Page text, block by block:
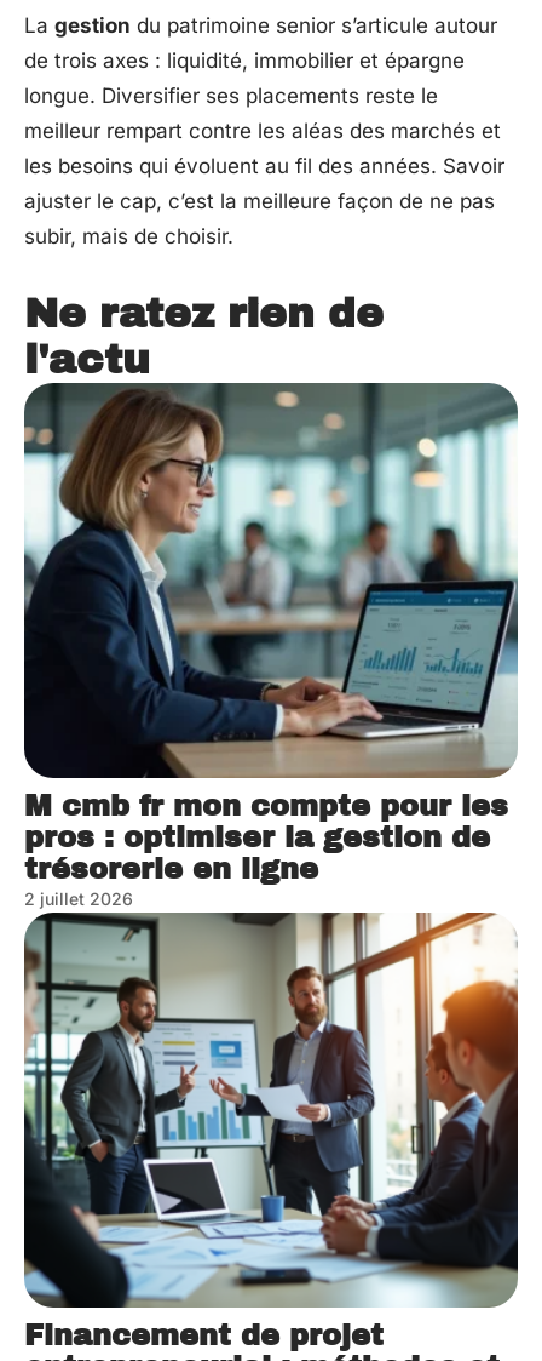
La gestion du patrimoine senior s’articule autour
de trois axes : liquidité, immobilier et épargne
longue. Diversifier ses placements reste le
meilleur rempart contre les aléas des marchés et
les besoins qui évoluent au fil des années. Savoir
ajuster le cap, c’est la meilleure façon de ne pas
subir, mais de choisir.
Ne ratez rien de
l'actu
M cmb fr mon compte pour les
pros : optimiser la gestion de
trésorerie en ligne
2 juillet 2026
Financement de projet